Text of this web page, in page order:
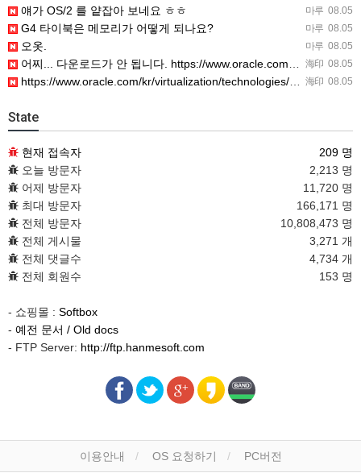
마루 08.05
얘가 OS/2 를 얕잡아 보네요 ㅎㅎ
마루 08.05
G4 타이북은 메모리가 어떻게 되나요?
마루 08.05
오옷.
海印 08.05
어찌... 다운로드가 안 됩니다. https://www.oracle.com/kr/virtualization/…
海印 08.05
https://www.oracle.com/kr/virtualization/technologies/vm/dow…
State
현재 접속자
209 명
오늘 방문자
2,213 명
어제 방문자
11,720 명
최대 방문자
166,171 명
전체 방문자
10,808,473 명
전체 게시물
3,271 개
전체 댓글수
4,734 개
전체 회원수
153 명
- 쇼핑몰 : Softbox
- 예전 문서 / Old docs
- FTP Server: http://ftp.hanmesoft.com
이용안내 OS 요청하기 PC버전